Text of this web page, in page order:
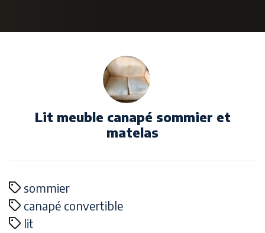
Lit meuble canapé sommier et
matelas
sommier
canapé convertible
lit